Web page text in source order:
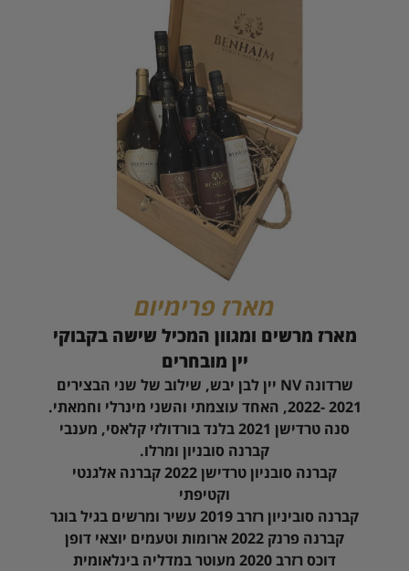
מארז פרימיום
מארז מרשים ומגוון המכיל שישה בקבוקי
יין מובחרים
שרדונה NV יין לבן יבש, שילוב של שני הבצירים
2021 -2022, האחד עוצמתי והשני מינרלי וחמאתי.
סנה טרדישן 2021 בלנד בורדולזי קלאסי, מענבי
קברנה סובניון ומרלו.
קברנה סובניון טרדישן 2022 קברנה אלגנטי
וקטיפתי
קברנה סוביניון רזרב 2019 עשיר ומרשים בגיל בוגר
קברנה פרנק 2022 ארומות וטעמים יוצאי דופן
דוכס רזרב 2020 מעוטר במדליה בינלאומית